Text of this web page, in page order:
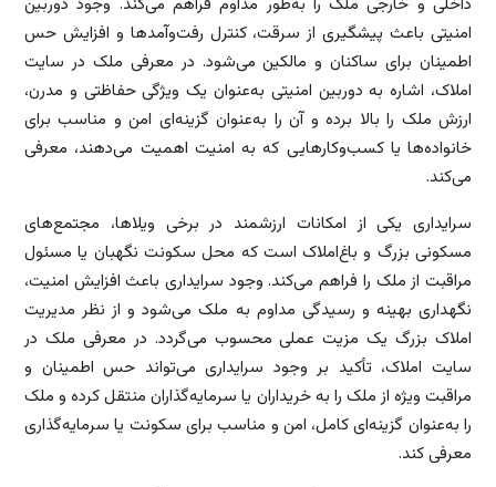
داخلی و خارجی ملک را به‌طور مداوم فراهم می‌کند. وجود دوربین
امنیتی باعث پیشگیری از سرقت، کنترل رفت‌وآمدها و افزایش حس
اطمینان برای ساکنان و مالکین می‌شود. در معرفی ملک در سایت
املاک، اشاره به دوربین امنیتی به‌عنوان یک ویژگی حفاظتی و مدرن،
ارزش ملک را بالا برده و آن را به‌عنوان گزینه‌ای امن و مناسب برای
خانواده‌ها یا کسب‌وکارهایی که به امنیت اهمیت می‌دهند، معرفی
می‌کند.
سرایداری یکی از امکانات ارزشمند در برخی ویلاها، مجتمع‌های
مسکونی بزرگ و باغ‌املاک است که محل سکونت نگهبان یا مسئول
مراقبت از ملک را فراهم می‌کند. وجود سرایداری باعث افزایش امنیت،
نگهداری بهینه و رسیدگی مداوم به ملک می‌شود و از نظر مدیریت
املاک بزرگ یک مزیت عملی محسوب می‌گردد. در معرفی ملک در
سایت املاک، تأکید بر وجود سرایداری می‌تواند حس اطمینان و
مراقبت ویژه از ملک را به خریداران یا سرمایه‌گذاران منتقل کرده و ملک
را به‌عنوان گزینه‌ای کامل، امن و مناسب برای سکونت یا سرمایه‌گذاری
معرفی کند.